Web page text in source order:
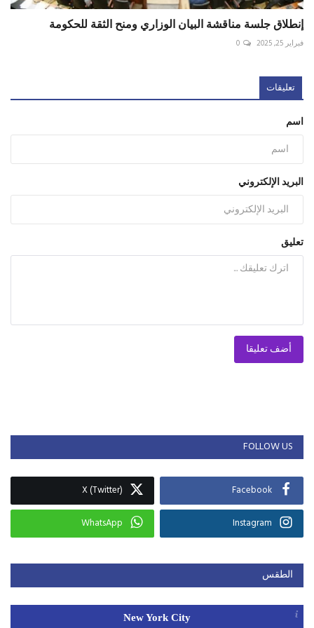
إنطلاق جلسة مناقشة البيان الوزاري ومنح الثقة للحكومة
فبراير 25, 2025 0
تعليقات
اسم
البريد الإلكتروني
تعليق
أضف تعليقا
FOLLOW US
Facebook
X (Twitter)
Instagram
WhatsApp
الطقس
New York City